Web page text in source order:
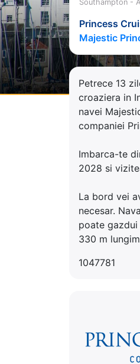
Southampton -
Princess
Majestic
Petrece 13
croaziera in
navei
companiei
Imbarca-te
2028 si
La bord vei
necesar.
poate
330 m
1047781